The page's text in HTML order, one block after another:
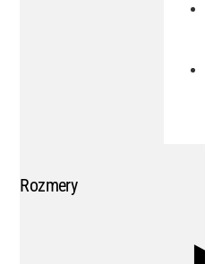
Rozmery